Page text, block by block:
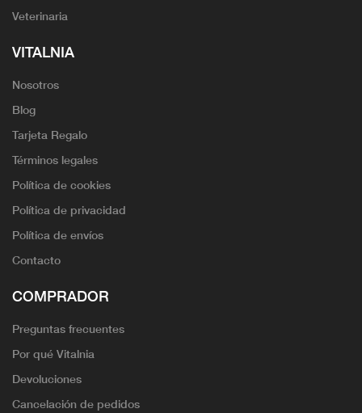
Veterinaria
VITALNIA
Nosotros
Blog
Tarjeta Regalo
Términos legales
Política de cookies
Política de privacidad
Política de envíos
Contacto
COMPRADOR
Preguntas frecuentes
Por qué Vitalnia
Devoluciones
Cancelación de pedidos